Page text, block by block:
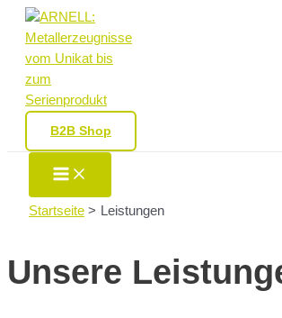
Zum
Inhalt
springen
B2B Shop
Main
Menu
Startseite Leistungen
Unsere